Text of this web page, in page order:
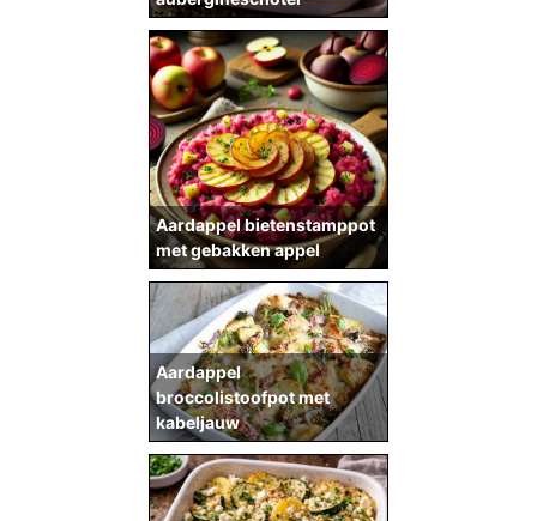
Aardappel bietenstamppot
met gebakken appel
Aardappel
broccolistoofpot met
kabeljauw